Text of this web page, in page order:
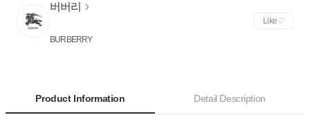
버버리
BURBERRY
Like
Product Information Detail Description